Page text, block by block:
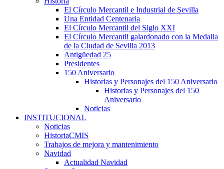
El Círculo Mercantil e Industrial de Sevilla
Una Entidad Centenaria
El Círculo Mercantil del Siglo XXI
El Círculo Mercantil galardonado con la Medalla
de la Ciudad de Sevilla 2013
Antigüedad 25
Presidentes
150 Aniversario
Historias y Personajes del 150 Aniversario
Historias y Personajes del 150
Aniversario
Noticias
INSTITUCIONAL
Noticias
HistoriaCMIS
Trabajos de mejora y mantenimiento
Navidad
Actualidad Navidad